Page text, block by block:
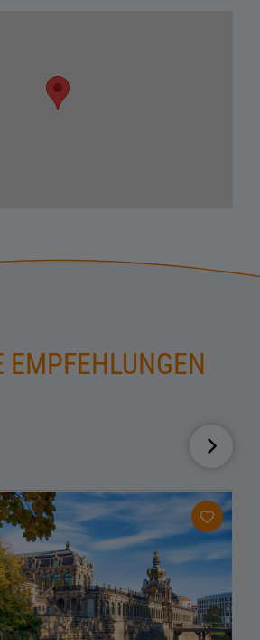
EMPFEHLUNGEN